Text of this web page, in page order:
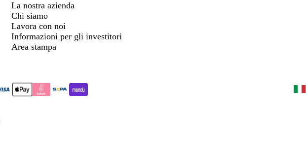
La nostra azienda
Chi siamo
Lavora con noi
Informazioni per gli investitori
Area stampa